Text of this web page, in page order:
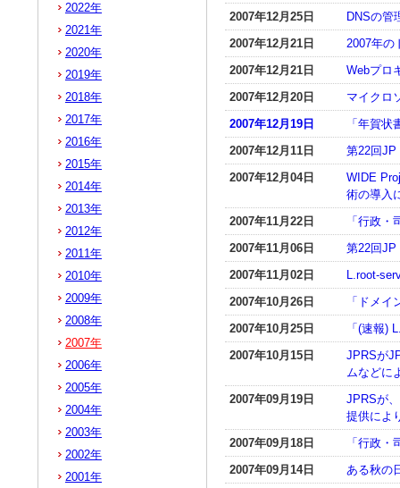
2007年12月25日
DNSの管
2007年12月21日
2007年の
2007年12月21日
Webプロ
2007年12月20日
マイクロ
2007年12月19日
「年賀
2007年12月11日
第22回JP
2007年12月04日
WIDE
術の導入
2007年11月22日
「行政
2007年11月06日
第22回JP
2007年11月02日
L.root-
2007年10月26日
「ドメ
2007年10月25日
「(速報)
2007年10月15日
JPRSが
ムなどに
2007年09月19日
JPRSが
提供によ
2007年09月18日
「行政
2007年09月14日
ある秋の
2022年
2021年
2020年
2019年
2018年
2017年
2016年
2015年
2014年
2013年
2012年
2011年
2010年
2009年
2008年
2007年
2006年
2005年
2004年
2003年
2002年
2001年